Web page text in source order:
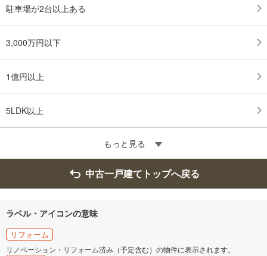
駐車場が2台以上ある
3,000万円以下
1億円以上
5LDK以上
もっと見る
中古一戸建てトップへ戻る
ラベル・アイコンの意味
リフォーム
リノベーション・リフォーム済み（予定含む）の物件に表示されます。